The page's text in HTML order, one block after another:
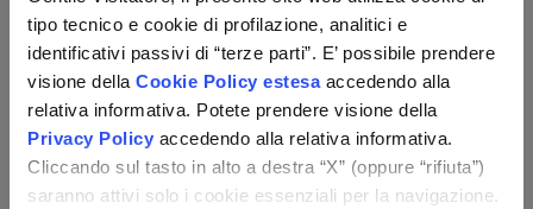
tipo tecnico e cookie di profilazione, analitici e
identificativi passivi di “terze parti”. E’ possibile prendere
visione della Cookie Policy estesaaccedendo alla
relativa informativa. Potete prendere visione della
Privacy Policy accedendo alla relativa informativa.
Cliccando sul tasto in alto a destra “X” (oppure “rifiuta”)
saranno attivi solo i cookie essenziali per la navigazione.
trasporti locali www.trentinotrasporti.it. Inoltre, ti
consigliamo di pianificare il tuo viaggio in anticipo
valutando i tempi di percorrenza.
Per strutture in provincia di Trento, ti indichiamo la
Trentino Guest Card, che offre servizi utili (trasporti,
ingressi, attività).
Per strutture in provincia di Bolzano, ti indichiamo laAlto